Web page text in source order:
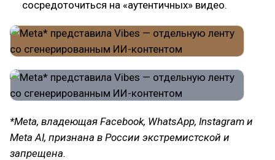
сосредоточиться на «аутентичных» видео.
*Meta, владеющая Facebook, WhatsApp, Instagram и
Meta AI, признана в России экстремистской и
запрещена.